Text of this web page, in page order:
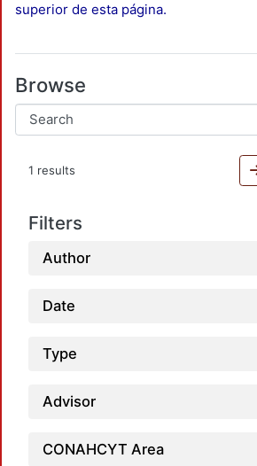
superior de esta página.
Browse
1 results
Filters
Author
Date
Type
Advisor
CONAHCYT Area